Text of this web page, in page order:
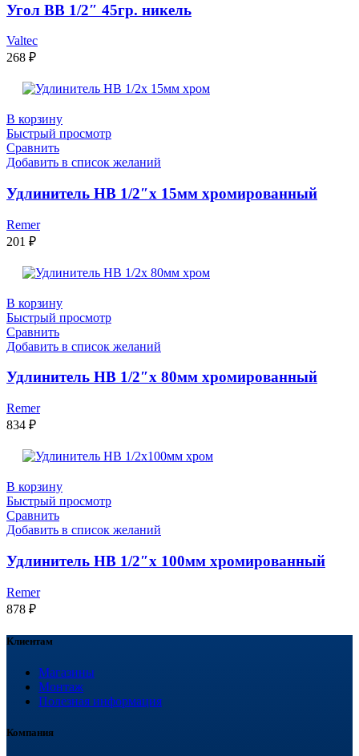
Угол ВВ 1/2″ 45гр. никель
Valtec
268 ₽
В корзину
Быстрый просмотр
Сравнить
Добавить в список желаний
Удлинитель НВ 1/2″x 15мм хромированный
Remer
201 ₽
В корзину
Быстрый просмотр
Сравнить
Добавить в список желаний
Удлинитель НВ 1/2″x 80мм хромированный
Remer
834 ₽
В корзину
Быстрый просмотр
Сравнить
Добавить в список желаний
Удлинитель НВ 1/2″х 100мм хромированный
Remer
878 ₽
Клиентам
Магазины
Монтаж
Полезная информация
Компания